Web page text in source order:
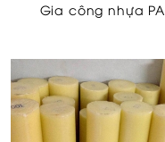
Gia công nhựa PA